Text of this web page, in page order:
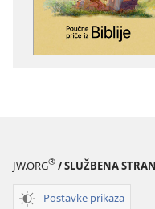
JW.ORG® / SLUŽBENA
Postavke prikaza